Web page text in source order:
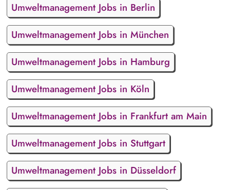
Umweltmanagement Jobs in Berlin
Umweltmanagement Jobs in München
Umweltmanagement Jobs in Hamburg
Umweltmanagement Jobs in Köln
Umweltmanagement Jobs in Frankfurt am Main
Umweltmanagement Jobs in Stuttgart
Umweltmanagement Jobs in Düsseldorf